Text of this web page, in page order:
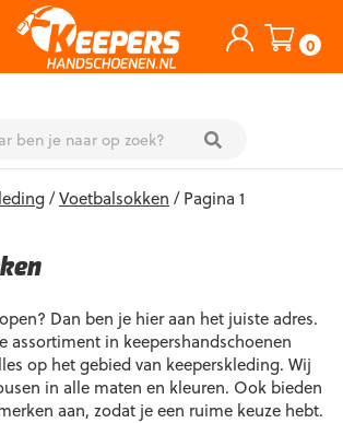
0
/Voetbalsokken / Pagina 1
Dan ben je hier aan het juiste adres.
assortiment in keepershandschoenen
op het gebied van keeperskleding. Wij
in alle maten en kleuren. Ook bieden
aan, zodat je een ruime keuze hebt.